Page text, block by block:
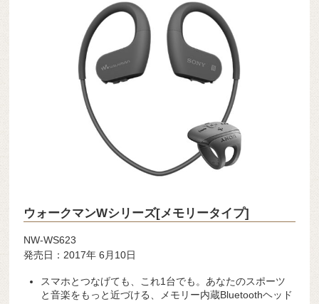
ウォークマンWシリーズ[メモリータイプ]
NW-WS623
発売日：2017年 6月10日
スマホとつなげても、これ1台でも。あなたのスポーツ
と音楽をもっと近づける、メモリー内蔵Bluetoothヘッド